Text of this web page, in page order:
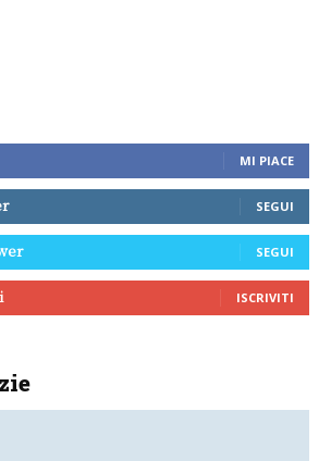
MI PIACE
SEGUI
SEGUI
ISCRIVITI